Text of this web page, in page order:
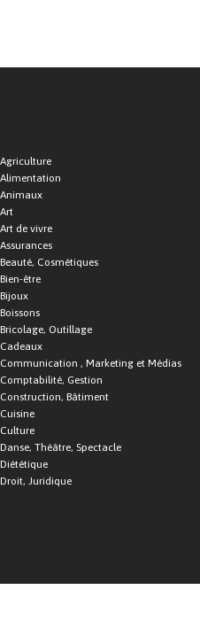
Agriculture
Alimentation
Animaux
Art
Art de vivre
Assurances
Beauté, Cosmétiques
Bien-être
Bijoux
Boissons
Bricolage, Outillage
Cadeaux
Communication , Marketing et Médias
Comptabilité, Gestion
Construction, Bâtiment
Cuisine
Culture
Danse, Théâtre, Spectacle
Diététique
Droit, Juridique